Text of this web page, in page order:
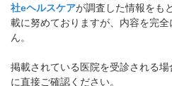
社eヘルスケアが調査した情報をも
載に努めておりますが、内容を完
ん。
掲載されている医院を受診される
に直接ご確認ください。